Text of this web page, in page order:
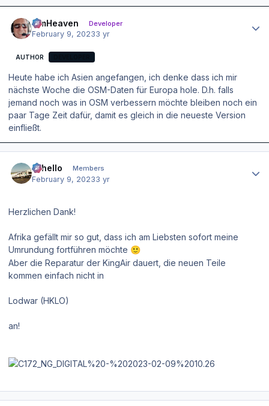
simHeaven Developer
February 9, 20233 yr
AUTHOR
Heute habe ich Asien angefangen, ich denke dass ich mir
nächste Woche die OSM-Daten für Europa hole. D.h. falls
jemand noch was in OSM verbessern möchte bleiben noch ein
paar Tage Zeit dafür, damit es gleich in die neueste Version
einfließt.
Othello Members
February 9, 20233 yr
Herzlichen Dank!
Afrika gefällt mir so gut, dass ich am Liebsten sofort meine
Umrundung fortführen möchte 🙂
Aber die Reparatur der KingAir dauert, die neuen Teile
kommen einfach nicht in
Lodwar (HKLO)
an!